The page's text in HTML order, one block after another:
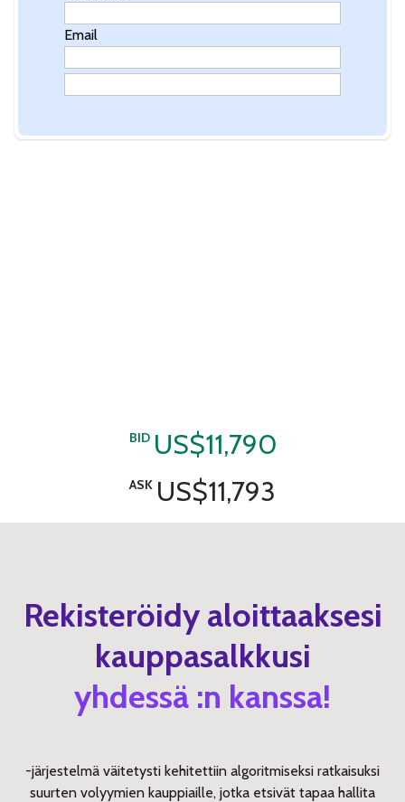
Email
BID US$11,790
ASK US$11,793
Rekisteröidy aloittaaksesi
kauppasalkkusi
yhdessä :n kanssa!
-järjestelmä väitetysti kehitettiin algoritmiseksi ratkaisuksi
suurten volyymien kauppiaille, jotka etsivät tapaa hallita